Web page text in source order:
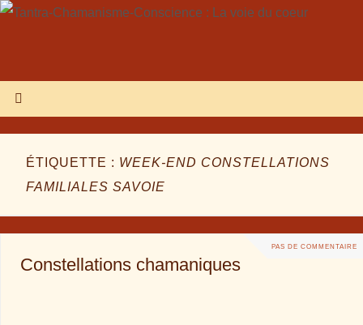
ÉTIQUETTE : WEEK-END CONSTELLATIONS
FAMILIALES SAVOIE
PAS DE COMMENTAIRE
Constellations chamaniques